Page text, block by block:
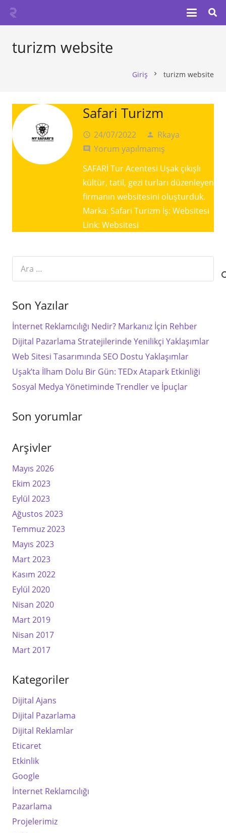
turizm website
Giriş chevron_right turizm website
Safari Turizm
access_time 24/07/2022 person Rkaya
comment
Yorum yapılmamış
SAFARİ Tur Acentesi Uşak çıkışlı
kültür, tatil, gezi turları düzenleyen
firmanın websitesini oluşturduk.
Marka: Safari Turizm İş: Websitesi
Link: Websitesi
Son Yazılar
İnternet Reklamcılığı Nedir? Markanız İçin Rehber
Dijital Pazarlama Stratejilerinde Yenilikçi Yaklaşımlar
Web Sitesi Tasarımında SEO Dostu Yaklaşımlar
Uşak’ta İlham Dolu Bir Gün: TEDx Atapark Etkinliği
Sosyal Medya Yönetiminde Trendler ve İpuçlar
Son yorumlar
Arşivler
Mayıs 2026
Ekim 2023
Eylül 2023
Ağustos 2023
Temmuz 2023
Mayıs 2023
Mart 2023
Kasım 2022
Eylül 2020
Nisan 2020
Mart 2019
Nisan 2017
Mart 2017
Kategoriler
Dijital Ajans
Dijital Pazarlama
Dijital Reklamlar
Eticaret
Etkinlik
Google
İnternet Reklamcılığı
Pazarlama
Projelerimiz